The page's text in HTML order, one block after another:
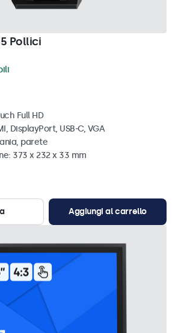
Pollici
Full HD
DisplayPort, USB-C, VGA
parete
373 x 232 x 33 mm
Aggiungi al carrello